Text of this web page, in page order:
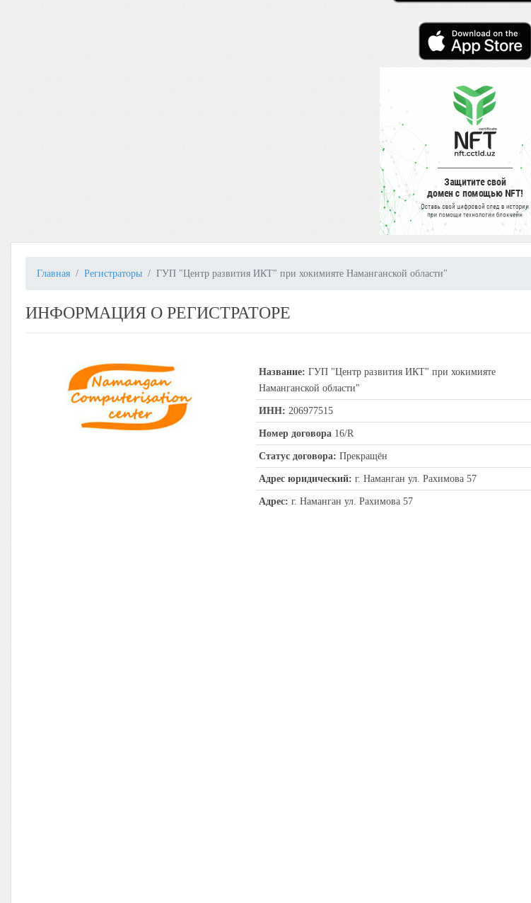
Главная Регистраторы ГУП "Центр развития ИКТ" при хокимияте Наманганской области"
ИНФОРМАЦИЯ О РЕГИСТРАТОРЕ
Название: ГУП "Центр развития ИКТ" при хокимияте
Наманганской области"
ИНН: 206977515
Номер договора16/R
Статус договора: Прекращён
Адрес юридический: г. Наманган ул. Рахимова 57
Адрес: г. Наманган ул. Рахимова 57